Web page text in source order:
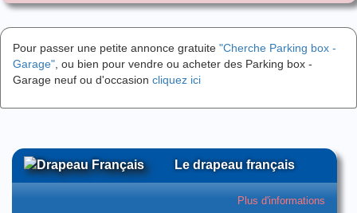
Pour passer une petite annonce gratuite "Cherche Parking box -
Garage" , ou bien pour vendre ou acheter des Parking box -
Garage neuf ou d'occasion cliquez ici
Le drapeau français
Plus d'informations